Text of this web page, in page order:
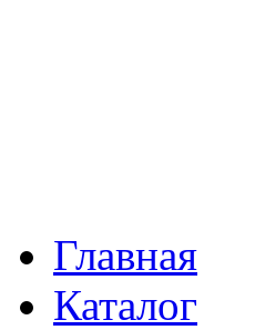
Главная
Каталог